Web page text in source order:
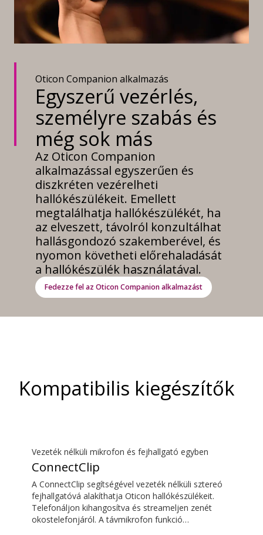
Oticon Companion alkalmazás
Egyszerű vezérlés,
személyre szabás és
még sok más
Az Oticon Companion
alkalmazással egyszerűen és
diszkréten vezérelheti
hallókészülékeit. Emellett
megtalálhatja hallókészülékét, ha
az elveszett, távolról konzultálhat
hallásgondozó szakemberével, és
nyomon követheti előrehaladását
a hallókészülék használatával.
Fedezze fel az Oticon Companion alkalmazást
Kompatibilis kiegészítők
Vezeték nélküli mikrofon és fejhallgató egyben
ConnectClip
A ConnectClip segítségével vezeték nélküli sztereó
fejhallgatóvá alakíthatja Oticon hallókészülékeit.
Telefonáljon kihangosítva és streameljen zenét
okostelefonjáról. A távmikrofon funkció